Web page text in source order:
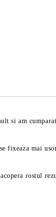
si am
fixeaza mai
rostul